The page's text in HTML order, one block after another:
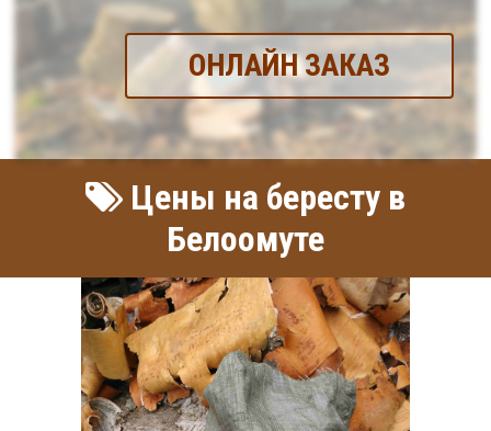
ОНЛАЙН ЗАКАЗ
Цены на бересту в
Белоомуте